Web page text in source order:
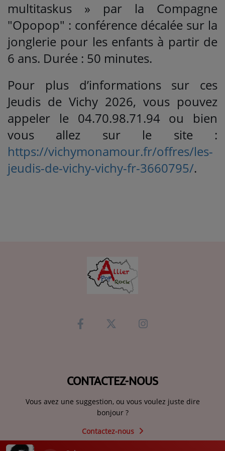
multitaskus » par la Compagne
"Opopop" : conférence décalée sur la
jonglerie pour les enfants à partir de
6 ans. Durée : 50 minutes.
Pour plus d’informations sur ces
Jeudis de Vichy 2026, vous pouvez
appeler le 04.70.98.71.94 ou bien
vous allez sur le site :
https://vichymonamour.fr/offres/les-
jeudis-de-vichy-vichy-fr-3660795/.
CONTACTEZ-NOUS
Vous avez une suggestion, ou vous voulez juste dire
bonjour ?
Contactez-nous